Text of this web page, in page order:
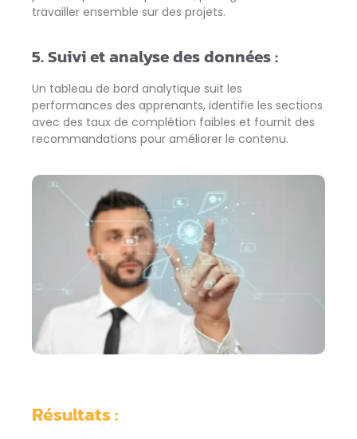
travailler ensemble sur des projets.
5. Suivi et analyse des données :
Un tableau de bord analytique suit les
performances des apprenants, identifie les sections
avec des taux de complétion faibles et fournit des
recommandations pour améliorer le contenu.
Résultats :